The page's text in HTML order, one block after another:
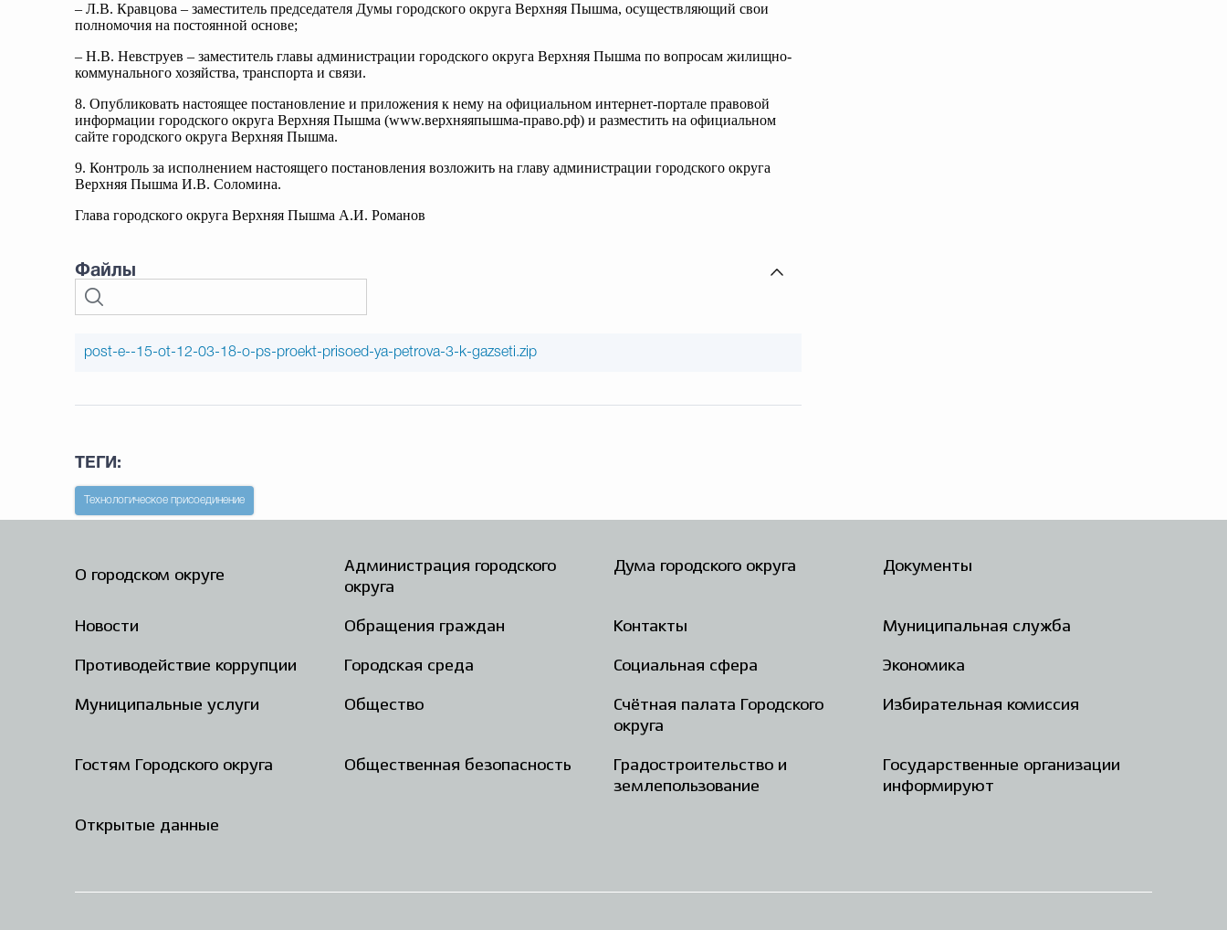
– Л.В. Кравцова – заместитель председателя Думы городского округа Верхняя Пышма, осуществляющий свои
полномочия на постоянной основе;
– Н.В. Невструев – заместитель главы администрации городского округа Верхняя Пышма по вопросам жилищно-
коммунального хозяйства, транспорта и связи.
8. Опубликовать настоящее постановление и приложения к нему на официальном интернет-портале правовой
информации городского округа Верхняя Пышма (www.верхняяпышма-право.рф) и разместить на официальном
сайте городского округа Верхняя Пышма.
9. Контроль за исполнением настоящего постановления возложить на главу администрации городского округа
Верхняя Пышма И.В. Соломина.
Глава городского округа Верхняя Пышма А.И. Романов
Файлы
post-e--15-ot-12-03-18-o-ps-proekt-prisoed-ya-petrova-3-k-gazseti.zip
ТЕГИ:
Технологическое присоединение
О городском округе
Администрация городского
округа
Дума городского округа Документы
Новости Обращения граждан Контакты Муниципальная служба
Противодействие коррупции Городская среда Социальная сфера Экономика
Муниципальные услуги Общество
Счётная палата Городского
округа
Избирательная комиссия
Гостям Городского округа Общественная безопасность
Градостроительство и
землепользование
Государственные организации
информируют
Открытые данные